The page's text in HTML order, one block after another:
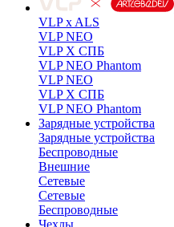
VLP x ALS
VLP NEO
VLP X СПБ
VLP NEO Phantom
VLP NEO
VLP X СПБ
VLP NEO Phantom
Зарядные устройства
Зарядные устройства
Беспроводные
Внешние
Сетевые
Сетевые
Беспроводные